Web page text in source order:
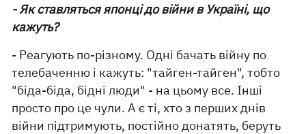
- Як ставляться японці до війни в Україні, що
кажуть?
- Реагують по-різному. Одні бачать війну по
телебаченню і кажуть: "тайген-тайген", тобто
"біда-біда, бідні люди" - на цьому все. Інші
просто про це чули. А є ті, хто з перших днів
війни підтримують, постійно донатять, беруть